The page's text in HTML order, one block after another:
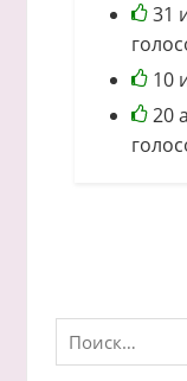
31
10
20
Найти: